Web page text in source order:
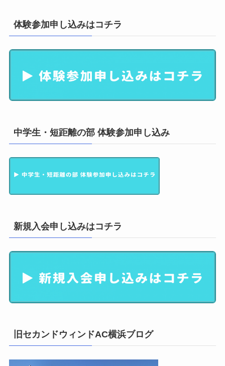
体験参加申し込みはコチラ
中学生・短距離の部 体験参加申し込み
新規入会申し込みはコチラ
旧セカンドウィンドAC横浜ブログ